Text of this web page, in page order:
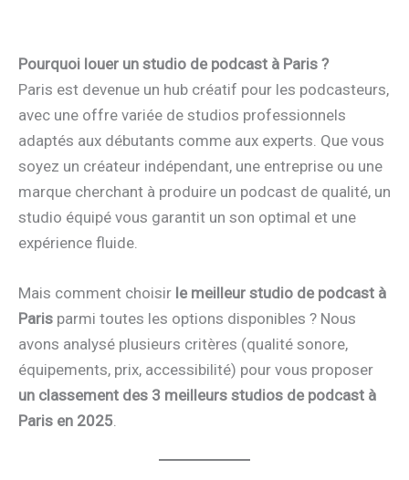
Pourquoi louer un studio de podcast à Paris ?
Paris est devenue un hub créatif pour les podcasteurs,
avec une offre variée de studios professionnels
adaptés aux débutants comme aux experts. Que vous
soyez un créateur indépendant, une entreprise ou une
marque cherchant à produire un podcast de qualité, un
studio équipé vous garantit un son optimal et une
expérience fluide.
Mais comment choisir le meilleur studio de podcast à
Paris parmi toutes les options disponibles ? Nous
avons analysé plusieurs critères (qualité sonore,
équipements, prix, accessibilité) pour vous proposer
un classement des 3 meilleurs studios de podcast à
Paris en 2025.